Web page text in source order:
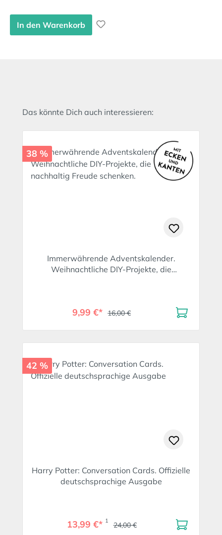
In den Warenkorb
Produktgalerie überspringen
Das könnte Dich auch interessieren:
38 %
Immerwährende Adventskalender.
Weihnachtliche DIY-Projekte, die
9,99 €* 16,00 €
42 %
Harry Potter: Conversation Cards. Offizielle
deutschsprachige Ausgabe
13,99 €* 1 24,00 €